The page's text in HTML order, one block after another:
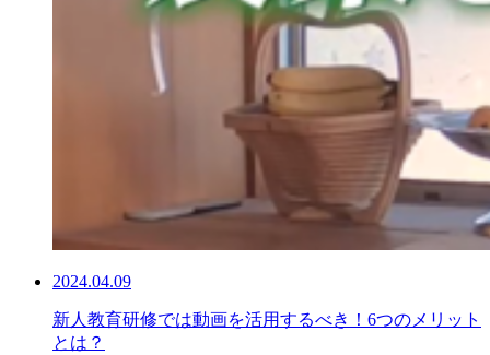
2024.04.09
新人教育研修では動画を活用するべき！6つのメリット
とは？